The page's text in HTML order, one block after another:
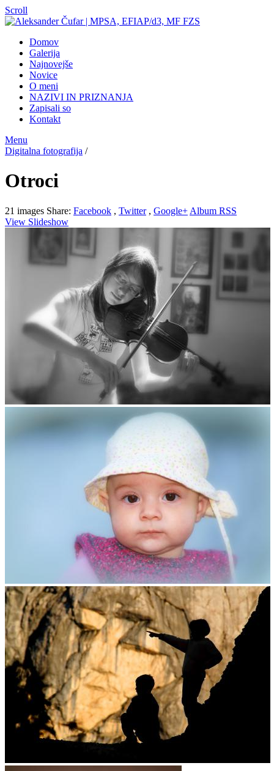
Scroll
Domov
Galerija
Najnovejše
Novice
O meni
NAZIVI IN PRIZNANJA
Zapisali so
Kontakt
Menu
Digitalna fotografija /
Otroci
21 images Share: Facebook , Twitter, Google+ Album RSS
View Slideshow